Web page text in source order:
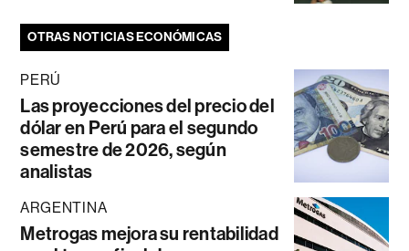
OTRAS NOTICIAS ECONÓMICAS
PERÚ
Las proyecciones del precio del
dólar en Perú para el segundo
semestre de 2026, según
analistas
ARGENTINA
Metrogas mejora su rentabilidad